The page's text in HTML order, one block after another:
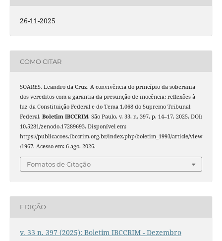
26-11-2025
COMO CITAR
SOARES, Leandro da Cruz. A convivência do princípio da soberania
dos vereditos com a garantia da presunção de inocência: reflexões à
luz da Constituição Federal e do Tema 1.068 do Supremo Tribunal
Federal. Boletim IBCCRIM, São Paulo, v. 33, n. 397, p. 14–17, 2025. DOI:
10.5281/zenodo.17289693. Disponível em:
https://publicacoes.ibccrim.org.br/index.php/boletim_1993/article/view
/1967. Acesso em: 6 ago. 2026.
Fomatos de Citação
EDIÇÃO
v. 33 n. 397 (2025): Boletim IBCCRIM - Dezembro